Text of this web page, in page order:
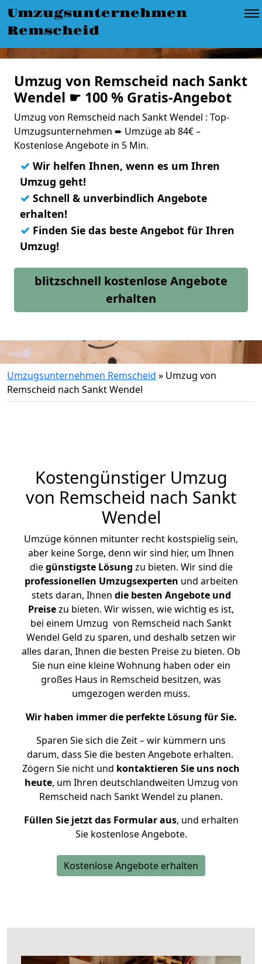
Umzugsunternehmen
Remscheid
Umzug von Remscheid nach Sankt
Wendel ☛ 100 % Gratis-Angebot
Umzug von Remscheid nach Sankt Wendel : Top-
Umzugsunternehmen ➨ Umzüge ab 84€ –
Kostenlose Angebote in 5 Min.
✓ Wir helfen Ihnen, wenn es um Ihren
Umzug geht!
✓ Schnell & unverbindlich Angebote
erhalten!
✓ Finden Sie das beste Angebot für Ihren
Umzug!
blitzschnell kostenlose Angebote
erhalten
Umzugsunternehmen Remscheid » Umzug von
Remscheid nach Sankt Wendel
Kostengünstiger Umzug
von Remscheid nach Sankt
Wendel
Umzüge können mitunter recht kostspielig sein,
aber keine Sorge, denn wir sind hier, um Ihnen
diegünstigste Lösung zu bieten. Wir sind die
professionellen Umzugsexperten und arbeiten
stets daran, Ihnen die besten Angebote und
Preisezu bieten. Wir wissen, wie wichtig es ist,
bei einem Umzug von Remscheid nach Sankt
Wendel Geld zu sparen, und deshalb setzen wir
alles daran, Ihnen die besten Preise zu bieten. Ob
Sie nun eine kleine Wohnung haben oder ein
großes Haus in Remscheid besitzen, was
umgezogen werden muss.
Wir haben immer die perfekte Lösung für Sie.
Sparen Sie sich die Zeit – wir kümmern uns
darum, dass Sie die besten Angebote erhalten.
Zögern Sie nicht und kontaktieren Sie uns noch
heute, um Ihren deutschlandweiten Umzug von
Remscheid nach Sankt Wendel zu planen.
Füllen Sie jetzt das Formular aus, und erhalten
Sie kostenlose Angebote.
Kostenlose Angebote erhalten